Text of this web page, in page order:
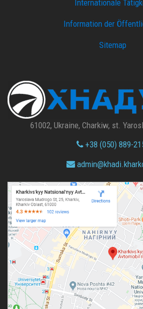
Internationale
Information der
Sitemap
61002, Ukraine, Charkiw, st.
+38 (050) 889-
admin@